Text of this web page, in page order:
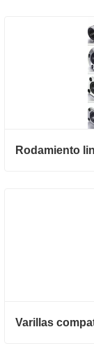
Rodamiento
Varillas